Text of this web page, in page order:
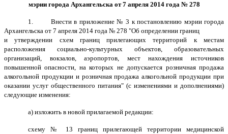
мэрии города Архангельска от 7 апреля 2014 года № 278
1.
Внести в приложение № 3 к постановлению мэрии города
Архангельска от 7 апреля 2014 года № 278 "Об определении границ
и утверждении схем границ прилегающих территорий к местам
расположения социально-культурных объектов, образовательных
организаций, вокзалов, аэропортов, мест нахождения источников
повышенной опасности, на которых не допускается розничная продажа
алкогольной продукции и розничная продажа алкогольной продукции при
оказании услуг общественного питания" (с изменениями и дополнениями)
следующие изменения:
а) изложить в новой прилагаемой редакции:
схему № 13 границ прилегающей территории медицинской